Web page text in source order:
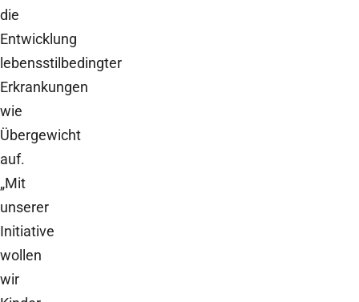
die
Entwicklung
lebensstilbedingter
Erkrankungen
wie
Übergewicht
auf.
„Mit
unserer
Initiative
wollen
wir